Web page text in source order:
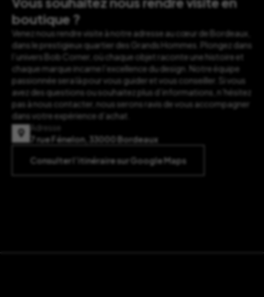
boutique ?
Venez nous rendre visite à notre adresse au cœur de Bordeaux,
dans le prestigieux quartier des Grands Hommes. Plongez dans
l’univers Bob Corner, où chaque objet raconte une histoire et
chaque marque incarne l’excellence du design. Notre équipe
passionnée sera là pour vous guider et vous conseiller. Si vous
avez des questions ou souhaitez plus d’informations, n’hésitez
pas à nous contacter, nous serons ravis de vous accompagner
dans votre expérience d’achat.
Adresse
7 rue Fénelon, 33000 Bordeaux
Consulter l’itinéraire sur Google Maps